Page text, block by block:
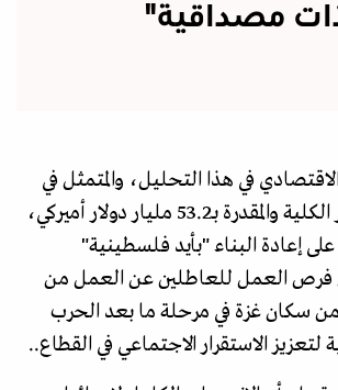
مصداقية"
في هذا التحليل، والمتمثل في
كلفة إعادة الإعمار الكلية والمقدرة بـ53.2 مليار دولار أميركي،
إعادة البناء "بأيد فلسطينية"
فرص العمل للعاطلين عن العمل من
سكان غزة في مرحلة ما بعد الحرب
لتعزيز الاستقرار الاجتماعي في القطاع..